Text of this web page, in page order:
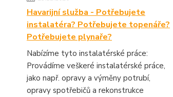
Havarijní služba - Potřebujete
instalatéra? Potřebujete topenáře?
Potřebujete plynaře?
Nabízíme tyto instalatérské práce:
Provádíme veškeré instalatérské práce,
jako např. opravy a výměny potrubí,
opravy spotřebičů a rekonstrukce